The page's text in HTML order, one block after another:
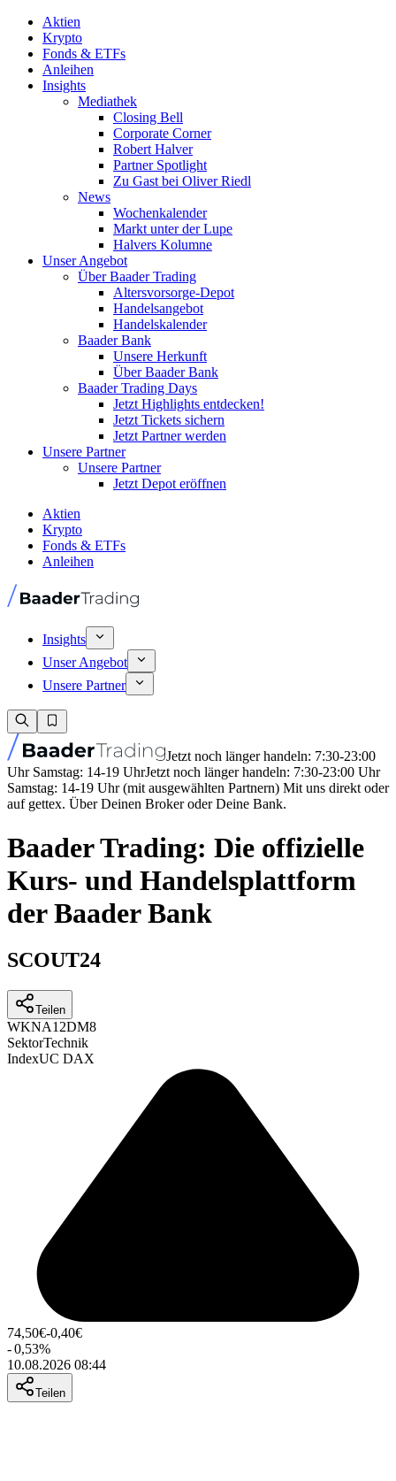
Aktien
Krypto
Fonds & ETFs
Anleihen
Insights
Mediathek
Closing Bell
Corporate Corner
Robert Halver
Partner Spotlight
Zu Gast bei Oliver Riedl
News
Wochenkalender
Markt unter der Lupe
Halvers Kolumne
Unser Angebot
Über Baader Trading
Altersvorsorge-Depot
Handelsangebot
Handelskalender
Baader Bank
Unsere Herkunft
Über Baader Bank
Baader Trading Days
Jetzt Highlights entdecken!
Jetzt Tickets sichern
Jetzt Partner werden
Unsere Partner
Unsere Partner
Jetzt Depot eröffnen
Aktien
Krypto
Fonds & ETFs
Anleihen
Insights
Unser Angebot
Unsere Partner
Jetzt noch länger handeln: 7:30-23:00
Uhr Samstag: 14-19 UhrJetzt noch länger handeln: 7:30-23:00 Uhr
Samstag: 14-19 Uhr (mit ausgewählten Partnern) Mit uns direkt oder
auf gettex. Über Deinen Broker oder Deine Bank.
Baader Trading: Die offizielle
Kurs- und Handelsplattform
der Baader Bank
SCOUT24
Teilen
WKNA12DM8
SektorTechnik
IndexUC DAX
74,50€-0,40€
-0,53%
10.08.2026 08:44
Teilen